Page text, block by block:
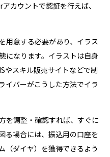
カウントで認証を行えば、
用意する必要があり、イラス
になります。イラストは自身
やスキル販売サイトなどで制
イバーがこうした方法でイラ
を調整・確認すれば、すぐに
る場合には、振込用の口座を
（ダイヤ）を獲得できるよう